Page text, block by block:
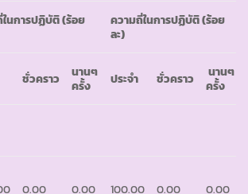
นการปฏิบัติ (ร้อย
ความถี่ในการปฏิบัติ (ร้อย
ละ)
ชั่วคราว
นานๆ
ครั้ง
ประจำ ชั่วคราว
นานๆ
ครั้ง
0.00 0.00 100.00 0.00 0.00